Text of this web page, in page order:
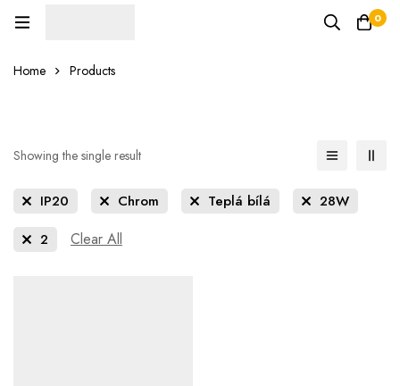
0
Home Products
Showing the single result
IP20 Chrom Teplá bílá
28W
2
Clear All